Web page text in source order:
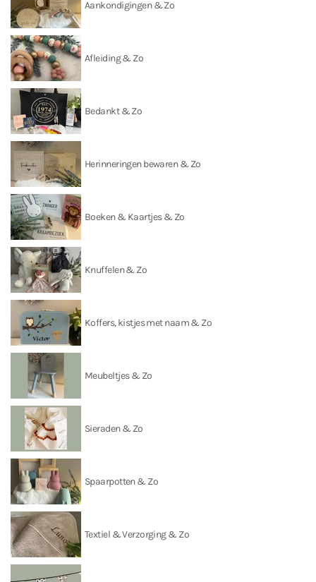
Aankondigingen & Zo
Afleiding & Zo
Bedankt & Zo
Herinneringen bewaren & Zo
Boeken & Kaartjes & Zo
Knuffelen & Zo
Koffers, kistjes met naam & Zo
Meubeltjes & Zo
Sieraden & Zo
Spaarpotten & Zo
Textiel & Verzorging & Zo